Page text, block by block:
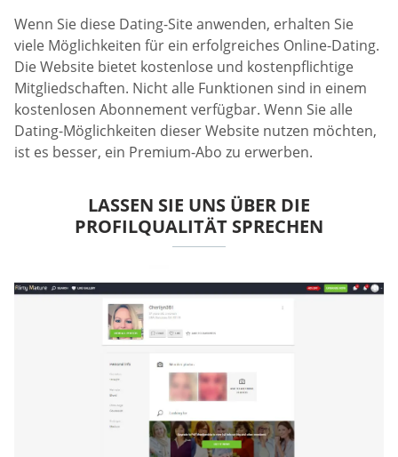
Wenn Sie diese Dating-Site anwenden, erhalten Sie
viele Möglichkeiten für ein erfolgreiches Online-Dating.
Die Website bietet kostenlose und kostenpflichtige
Mitgliedschaften. Nicht alle Funktionen sind in einem
kostenlosen Abonnement verfügbar. Wenn Sie alle
Dating-Möglichkeiten dieser Website nutzen möchten,
ist es besser, ein Premium-Abo zu erwerben.
LASSEN SIE UNS ÜBER DIE
PROFILQUALITÄT SPRECHEN